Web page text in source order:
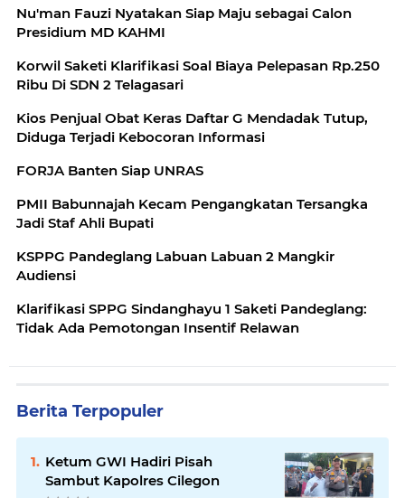
Nu'man Fauzi Nyatakan Siap Maju sebagai Calon
Presidium MD KAHMI
Korwil Saketi Klarifikasi Soal Biaya Pelepasan Rp.250
Ribu Di SDN 2 Telagasari
Kios Penjual Obat Keras Daftar G Mendadak Tutup,
Diduga Terjadi Kebocoran Informasi
FORJA Banten Siap UNRAS
PMII Babunnajah Kecam Pengangkatan Tersangka
Jadi Staf Ahli Bupati
KSPPG Pandeglang Labuan Labuan 2 Mangkir
Audiensi
Klarifikasi SPPG Sindanghayu 1 Saketi Pandeglang:
Tidak Ada Pemotongan Insentif Relawan
Berita Terpopuler
Ketum GWI Hadiri Pisah
Sambut Kapolres Cilegon